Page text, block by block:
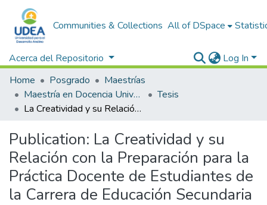
Communities & Collections All of DSpace
Acerca del Repositorio
Log In
Home
Posgrado
Maestrías
Maestría en Docencia Universitaria y Gestión Educativa
Tesis
La Creatividad y su Relación con la Preparación para la Práctica Docente de Estudiantes de la Carrera de Educación Secundaria Quechua-Castellano de la Udea, 2025
Publication: La Creatividad y su
Relación con la Preparación para la
Práctica Docente de Estudiantes de
la Carrera de Educación Secundaria